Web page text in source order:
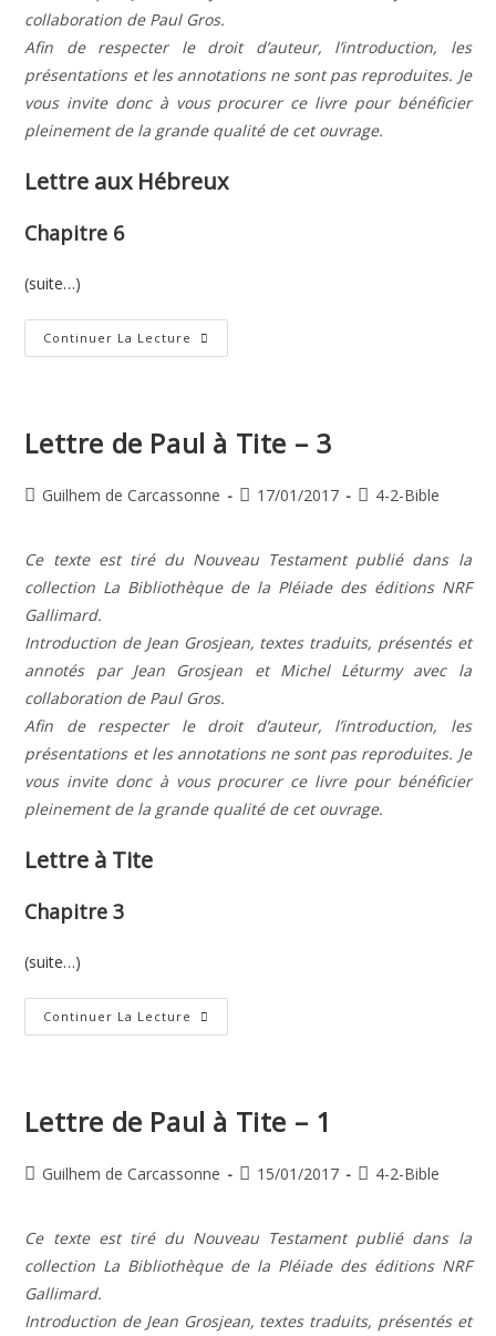
collaboration de Paul Gros.
Afin de respecter le droit d’auteur, l’introduction, les
présentations et les annotations ne sont pas reproduites. Je
vous invite donc à vous procurer ce livre pour bénéficier
pleinement de la grande qualité de cet ouvrage.
Lettre aux Hébreux
Chapitre 6
(suite…)
Continuer La Lecture Lettre
De
6
Lettre de Paul à Tite – 3
Auteur/autrice
publication :
Guilhem de Carcassonne
Publication
17/01/2017
Post4-2-Bible
Ce texte est tiré du Nouveau Testament publié dans la
collection La Bibliothèque de la Pléiade des éditions NRF
Gallimard.
Introduction de Jean Grosjean, textes traduits, présentés et
annotés par Jean Grosjean et Michel Léturmy avec la
collaboration de Paul Gros.
Afin de respecter le droit d’auteur, l’introduction, les
présentations et les annotations ne sont pas reproduites. Je
vous invite donc à vous procurer ce livre pour bénéficier
pleinement de la grande qualité de cet ouvrage.
Lettre à Tite
Chapitre 3
(suite…)
Continuer La Lecture Lettre
De
3
Lettre de Paul à Tite – 1
Auteur/autrice
publication :
Guilhem de Carcassonne
Publication
15/01/2017
Post4-2-Bible
Ce texte est tiré du Nouveau Testament publié dans la
collection La Bibliothèque de la Pléiade des éditions NRF
Gallimard.
Introduction de Jean Grosjean, textes traduits, présentés et